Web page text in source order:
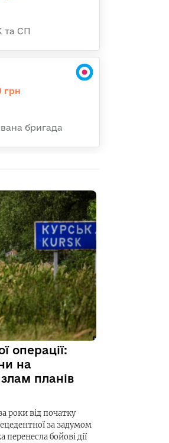
та СП
грн
бригада
операції:
на
планів
роки від початку
за задумом
бойові дії